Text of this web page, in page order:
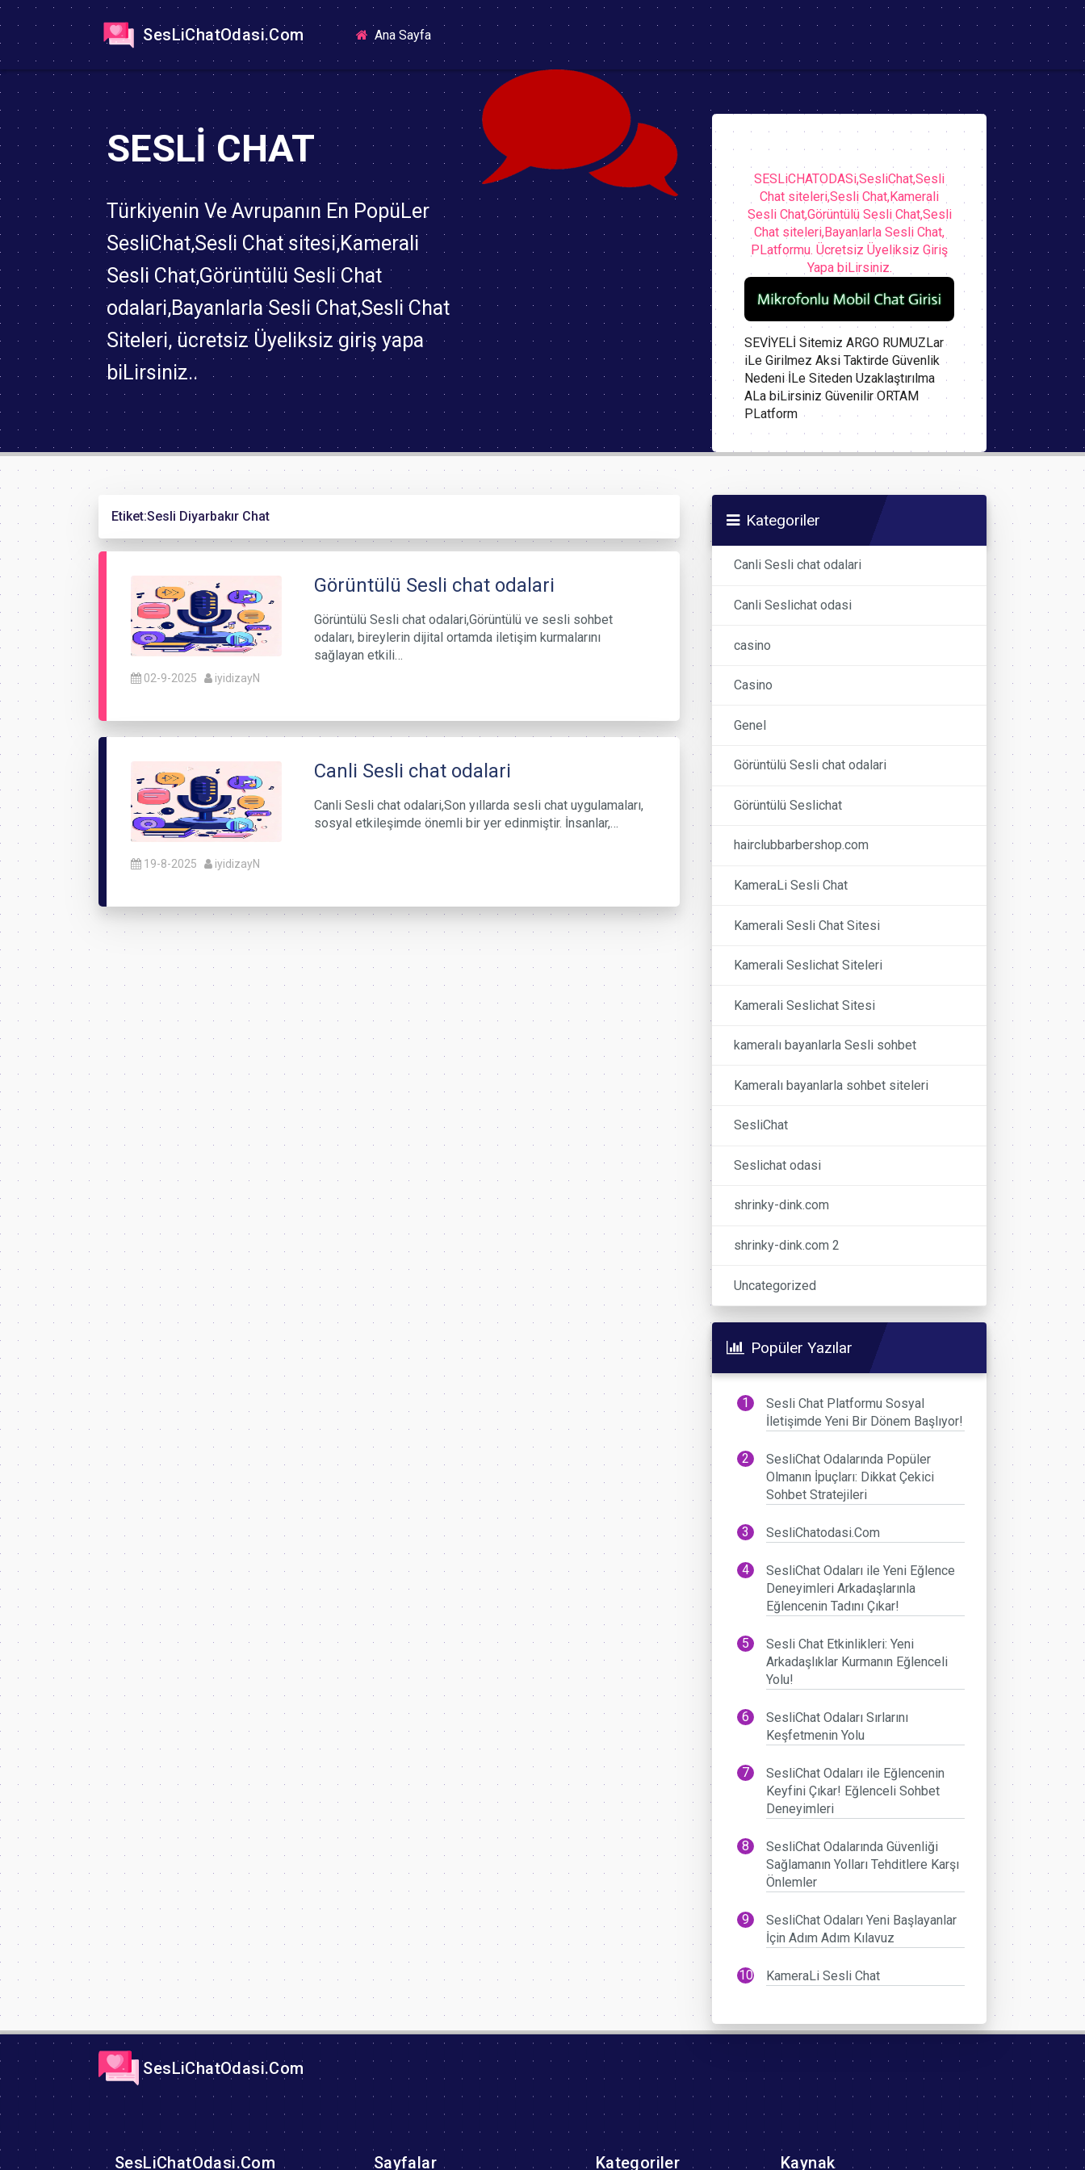
SesLiChatOdasi.Com Ana Sayfa(current)
SESLI CHAT
Türkiyenin Ve Avrupanın En PopüLer
SesliChat,Sesli Chat sitesi,Kamerali
Sesli Chat,Görüntülü Sesli Chat
odalari,Bayanlarla Sesli Chat,Sesli Chat
Siteleri, ücretsiz Üyeliksiz giriş yapa
biLirsiniz..
SESLiCHATODASi,SesliChat,Sesli
Chat siteleri,Sesli Chat,Kamerali
Sesli Chat,Görüntülü Sesli Chat,Sesli
Chat siteleri,Bayanlarla Sesli Chat,
PLatformu. Ücretsiz Üyeliksiz Giriş
Yapa biLirsiniz.
SEVİYELİ Sitemiz ARGO RUMUZLar
iLe Girilmez Aksi Taktirde Güvenlik
Nedeni İLe Siteden Uzaklaştırılma
ALa biLirsiniz Güvenilir ORTAM
PLatform
Etiket:Sesli Diyarbakır Chat
02-9-2025 iyidizayN
Görüntülü Sesli chat odalari
Görüntülü Sesli chat odalari,Görüntülü ve sesli sohbet
odaları, bireylerin dijital ortamda iletişim kurmalarını
sağlayan etkili…
19-8-2025 iyidizayN
Canli Sesli chat odalari
Canli Sesli chat odalari,Son yıllarda sesli chat uygulamaları,
sosyal etkileşimde önemli bir yer edinmiştir. İnsanlar,…
Kategoriler
Canli Sesli chat odalari
Canli Seslichat odasi
casino
Casino
Genel
Görüntülü Sesli chat odalari
Görüntülü Seslichat
hairclubbarbershop.com
KameraLi Sesli Chat
Kamerali Sesli Chat Sitesi
Kamerali Seslichat Siteleri
Kamerali Seslichat Sitesi
kameralı bayanlarla Sesli sohbet
Kameralı bayanlarla sohbet siteleri
SesliChat
Seslichat odasi
shrinky-dink.com
shrinky-dink.com 2
Uncategorized
Popüler Yazılar
Sesli Chat Platformu Sosyal
İletişimde Yeni Bir Dönem Başlıyor!
SesliChat Odalarında Popüler
Olmanın İpuçları: Dikkat Çekici
Sohbet Stratejileri
SesliChatodasi.Com
SesliChat Odaları ile Yeni Eğlence
Deneyimleri Arkadaşlarınla
Eğlencenin Tadını Çıkar!
Sesli Chat Etkinlikleri: Yeni
Arkadaşlıklar Kurmanın Eğlenceli
Yolu!
SesliChat Odaları Sırlarını
Keşfetmenin Yolu
SesliChat Odaları ile Eğlencenin
Keyfini Çıkar! Eğlenceli Sohbet
Deneyimleri
SesliChat Odalarında Güvenliği
Sağlamanın Yolları Tehditlere Karşı
Önlemler
SesliChat Odaları Yeni Başlayanlar
İçin Adım Adım Kılavuz
KameraLi Sesli Chat
SesLiChatOdasi.Com
SesLiChatOdasi.Com Sayfalar Kategoriler Kaynak